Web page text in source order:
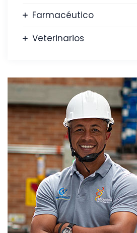
Farmacéutico
Veterinarios